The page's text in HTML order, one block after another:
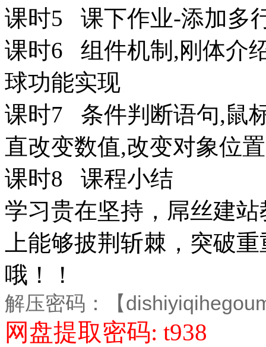
课时5 课下作业-添加多
课时6 组件机制,刚体介
球功能实现
课时7 条件判断语句,鼠
直改变数值,改变对象位
课时8 课程小结
学习贵在坚持，屌丝建
上能够披荆斩棘，突破
哦！！
解压密码： 【
网盘提取密码: t938